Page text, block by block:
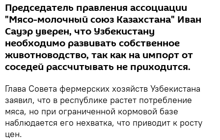
Председатель правления ассоциации
"Мясо-молочный союз Казахстана" Иван
Сауэр уверен, что Узбекистану
необходимо развивать собственное
животноводство, так как на импорт от
соседей рассчитывать не приходится.
Глава Совета фермерских хозяйств Узбекистана
заявил, что в республике растет потребление
мяса, но при ограниченной кормовой базе
наблюдается его нехватка, что приводит к росту
цен.